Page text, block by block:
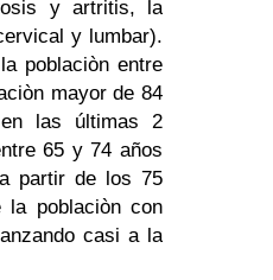
y artritis, la
y lumbar).
poblaciòn entre
mayor de 84
en las últimas 2
65 y 74 años
partir de los 75
la poblaciòn con
casi a la